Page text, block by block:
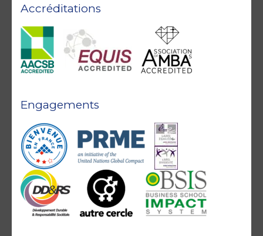
Accréditations
Engagements